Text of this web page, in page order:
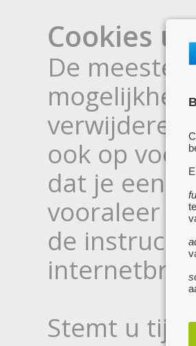
Cookies
De meeste
verwijderen
ook op
dat je een
vooraleer
de
Stemt u